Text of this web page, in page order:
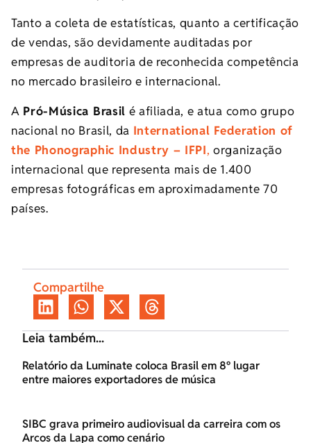
Tanto a coleta de estatísticas, quanto a certificação
de vendas, são devidamente auditadas por
empresas de auditoria de reconhecida competência
no mercado brasileiro e internacional.
A Pró-Música Brasil é afiliada, e atua como grupo
nacional no Brasil, da International Federation of
the Phonographic Industry – IFPI, organização
internacional que representa mais de 1.400
empresas fotográficas em aproximadamente 70
países.
Compartilhe
Leia também...
Relatório da Luminate coloca Brasil em 8º lugar
entre maiores exportadores de música
SIBC grava primeiro audiovisual da carreira com os
Arcos da Lapa como cenário